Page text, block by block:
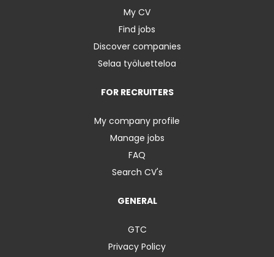
My CV
Find jobs
Discover companies
Selaa työluetteloa
FOR RECRUITERS
My company profile
Manage jobs
FAQ
Search CV's
GENERAL
GTC
Privacy Policy